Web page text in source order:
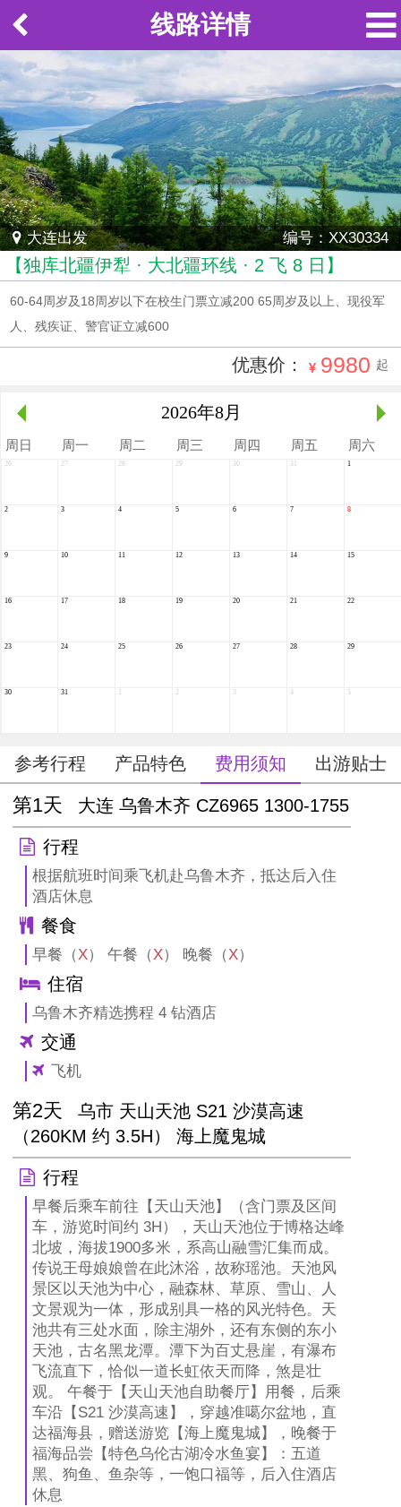
线路详情
大连出发 编号：XX30334
【独库北疆伊犁 · 大北疆环线 · 2 飞 8 日】
60-64周岁及18周岁以下在校生门票立减200 65周岁及以上、现役军
人、残疾证、警官证立减600
起
9980
优惠价：
周 日 周一 周 二 周 三 周 四 周 五 周 六
26 27 28 29 30 31 1
2 3 4 5 6 7 8
9 10 11 12 13 14 15
16 17 18 19 20 21 22
23 24 25 26 27 28 29
30 31 2 3 4 5
2026年8月
参考行程 产品特色 费用须知 出游贴士
第1天 大连 乌鲁木齐 CZ6965 1300-1755
行程
根据航班时间乘飞机赴乌鲁木齐，抵达后入住
酒店休息
餐食
早餐（X） 午餐（X） 晚餐（X）
住宿
乌鲁木齐精选携程 4 钻酒店
交通
飞机
第2天
乌市 天山天池 S21 沙漠高速
（260KM 约 3.5H） 海上魔鬼城
行程
早餐后乘车前往【天山天池】（含门票及区间
车，游览时间约 3H），天山天池位于博格达峰
北坡，海拔1900多米，系高山融雪汇集而成。
传说王母娘娘曾在此沐浴，故称瑶池。天池风
景区以天池为中心，融森林、草原、雪山、人
文景观为一体，形成别具一格的风光特色。天
池共有三处水面，除主湖外，还有东侧的东小
天池，古名黑龙潭。潭下为百丈悬崖，有瀑布
飞流直下，恰似一道长虹依天而降，煞是壮
观。 午餐于【天山天池自助餐厅】用餐，后乘
车沿【S21 沙漠高速】，穿越准噶尔盆地，直
达福海县，赠送游览【海上魔鬼城】，晚餐于
福海品尝【特色乌伦古湖冷水鱼宴】：五道
黑、狗鱼、鱼杂等，一饱口福等，后入住酒店
休息